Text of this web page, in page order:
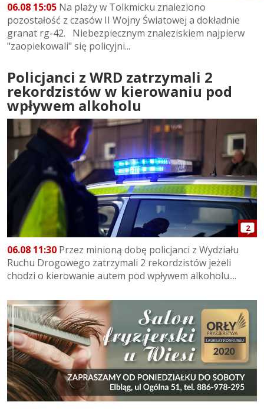
06.08 15:05 Na plaży w Tolkmicku znaleziono
pozostałość z czasów II Wojny Światowej a dokładnie
granat rg-42. Niebezpiecznym znaleziskiem najpierw
"zaopiekowali" się policyjni...
Policjanci z WRD zatrzymali 2
rekordzistów w kierowaniu pod
wpływem alkoholu
2
06.08 11:30 Przez minioną dobę policjanci z Wydziału
Ruchu Drogowego zatrzymali 2 rekordzistów jeżeli
chodzi o kierowanie autem pod wpływem alkoholu....